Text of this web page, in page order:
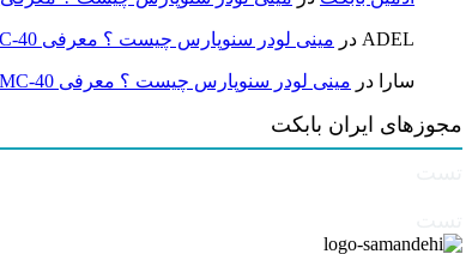
ADEL در مینی لودر سنوپارس چیست ؟ معرفی SP MC-40 ، کاربردها و راهنمای خرید
سارا در مینی لودر سنوپارس چیست ؟ معرفی SP MC-40 ، کاربردها و راهنمای خرید
مجوزهای ایران بابکت